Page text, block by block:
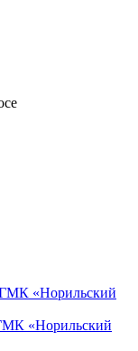
«Норильский
«Норильский